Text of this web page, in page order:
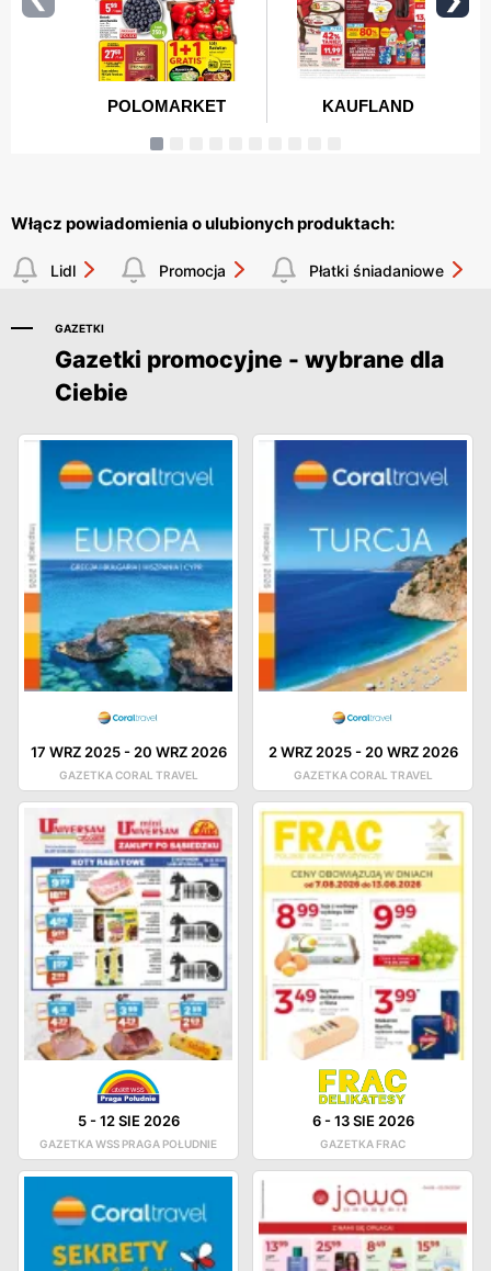
Włącz powiadomienia o ulubionych produktach:
Lidl Promocja Płatki śniadaniowe
GAZETKI
Gazetki promocyjne - wybrane dla
Ciebie
17 WRZ 2025-20 WRZ 2026
GAZETKA CORAL TRAVEL
2 WRZ 2025-20 WRZ 2026
GAZETKA CORAL TRAVEL
5-12 SIE 2026
GAZETKA WSS PRAGA POŁUDNIE
6-13 SIE 2026
GAZETKA FRAC